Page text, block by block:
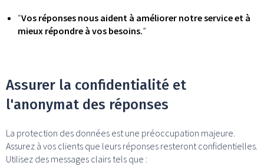
“Vos réponses nous aident à améliorer notre service et à
mieux répondre à vos besoins.”
Assurer la confidentialité et
l'anonymat des réponses
La protection des données est une préoccupation majeure.
Assurez à vos clients que leurs réponses resteront confidentielles.
Utilisez des messages clairs tels que :